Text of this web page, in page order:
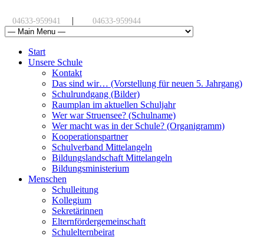
04633-959941 | 04633-959944
Start
Unsere Schule
Kontakt
Das sind wir… (Vorstellung für neuen 5. Jahrgang)
Schulrundgang (Bilder)
Raumplan im aktuellen Schuljahr
Wer war Struensee? (Schulname)
Wer macht was in der Schule? (Organigramm)
Kooperationspartner
Schulverband Mittelangeln
Bildungslandschaft Mittelangeln
Bildungsministerium
Menschen
Schulleitung
Kollegium
Sekretärinnen
Elternfördergemeinschaft
Schulelternbeirat